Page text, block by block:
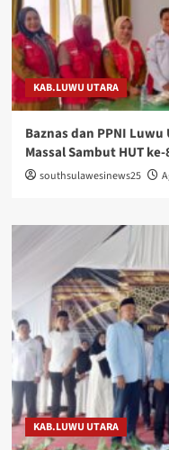
KAB.LUWU UTARA
Baznas dan PPNI
Massal Sambut HUT ke-
southsulawesinews25
KAB.LUWU UTARA